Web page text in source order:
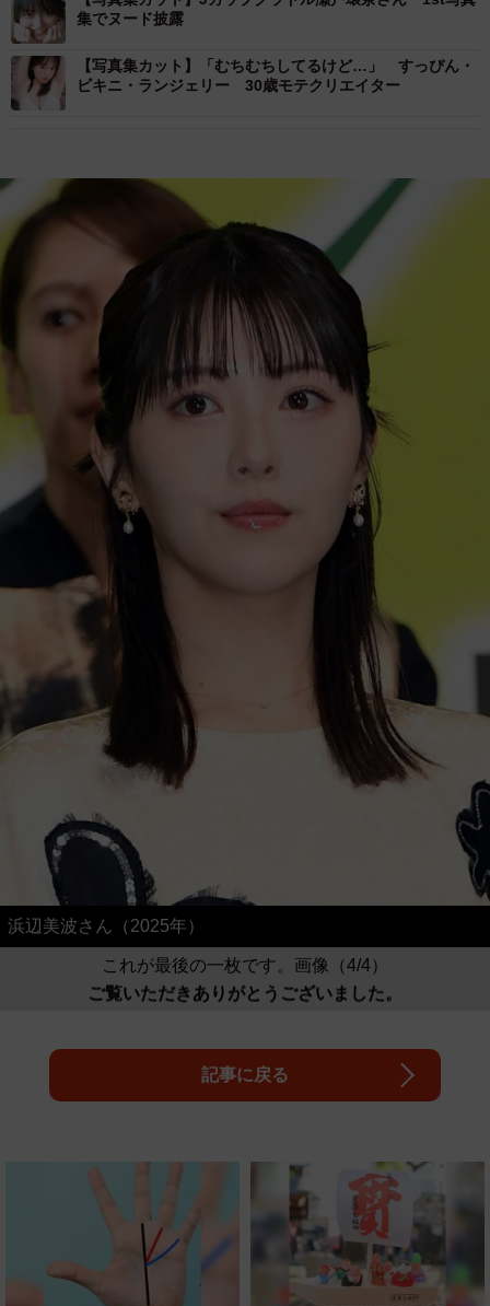
集でヌード披露
【写真集カット】「むちむちしてるけど…」 すっぴん・
ビキニ・ランジェリー 30歳モテクリエイター
浜辺美波さん（2025年）
これが最後の一枚です。画像（4/4）
ご覧いただきありがとうございました。
記事に戻る